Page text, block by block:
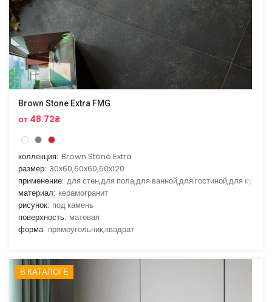
Brown Stone Extra FMG
от 48.72₴
коллекция: Brown Stone Extra
размер: 30x60,60x60,60x120
применение: для стен,для пола,для ванной,для гостиной,для кухни
материал: керамогранит
рисунок: под камень
поверхность: матовая
форма: прямоугольник,квадрат
В КАТАЛОГЕ